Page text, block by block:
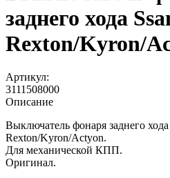
заднего хода
Rexton/Kyron/
Артикул:
3111508000
Описание
Выключатель фонаря заднего
Rexton/Kyron/Actyon.
Для механической КПП.
Оригинал.